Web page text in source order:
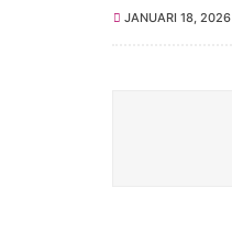
JANUARI 18, 2026